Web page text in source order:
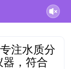
注水质分
，符合